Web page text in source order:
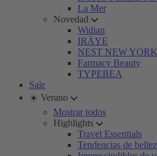
La Mer
Novedad
Widian
IRÄYE
NEST NEW YORK
Farmacy Beauty
TYPEBEA
Sale
☀️ Verano
Mostrar todos
Highlights
Travel Essentials
Tendencias de